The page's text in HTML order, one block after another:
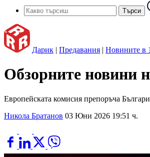
Дарик | Предавания | Новините в
Обзорните новини
Европейската комисия препоръча
Никола Братанов 03 Юни 2026 19:51 ч.